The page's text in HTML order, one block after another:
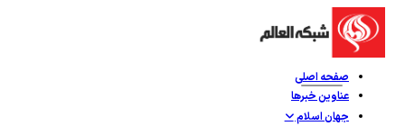
صفحه اصلی
عناوین خبرها
جهان اسلام